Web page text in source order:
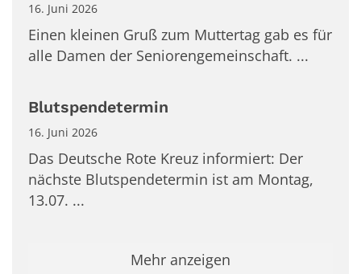
16. Juni 2026
Einen kleinen Gruß zum Muttertag gab es für
alle Damen der Seniorengemeinschaft. ...
Blutspendetermin
16. Juni 2026
Das Deutsche Rote Kreuz informiert: Der
nächste Blutspendetermin ist am Montag,
13.07. ...
Mehr anzeigen